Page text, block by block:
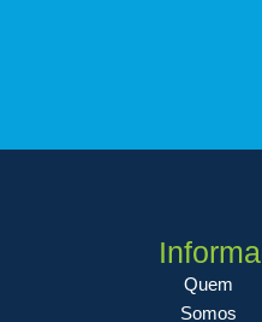
Quem
Somos